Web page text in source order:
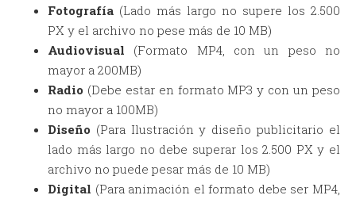
Fotografía (Lado más largo no supere los 2.500
PX y el archivo no pese más de 10 MB)
Audiovisual (Formato MP4, con un peso no
mayor a 200MB)
Radio (Debe estar en formato MP3 y con un peso
no mayor a 100MB)
Diseño (Para Ilustración y diseño publicitario el
lado más largo no debe superar los 2.500 PX y el
archivo no puede pesar más de 10 MB)
Digital (Para animación el formato debe ser MP4,